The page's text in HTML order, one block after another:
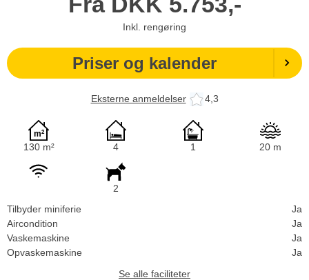
Inkl. rengøring
Priser og kalender
Eksterne anmeldelser 4,3
130 m² 4 1 20 m
2
Tilbyder miniferie
Ja
Aircondition
Ja
Vaskemaskine
Ja
Opvaskemaskine
Ja
Se alle faciliteter